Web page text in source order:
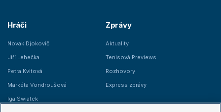
Hráči
Novak Djokovič
Jiří Lehečka
Petra Kvitová
Markéta Vondroušová
Iga Swiatek
Zprávy
Aktuality
Tenisová Previews
Rozhovory
Express zprávy